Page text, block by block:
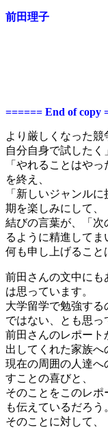
前田理子
====== End of copy
より厳しくなった
自分自身で試したく
「やれることはや
を終え、
「新しいジャンル
期を楽しみにして、
結びの言葉が、「次
るように精進してま
何も申し上げること
前田さんの文中に
は思っています。
大学留学で勉強する
ではない、とも思っ
前田さんのレポート
出してくれた家族へ
現在の周囲の人達へ
すことの喜びと、
そのことをこのレ
も伝えているだろう
そのことに対して